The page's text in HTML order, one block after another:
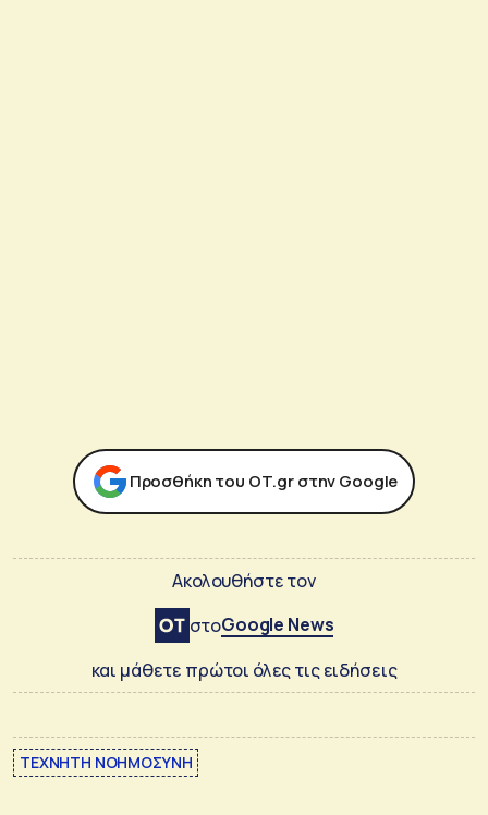
Προσθήκη του ΟΤ.gr στην Google
Ακολουθήστε τον
στοGoogle News
και μάθετε πρώτοι όλες τις ειδήσεις
ΤΕΧΝΗΤΗ ΝΟΗΜΟΣΥΝΗ